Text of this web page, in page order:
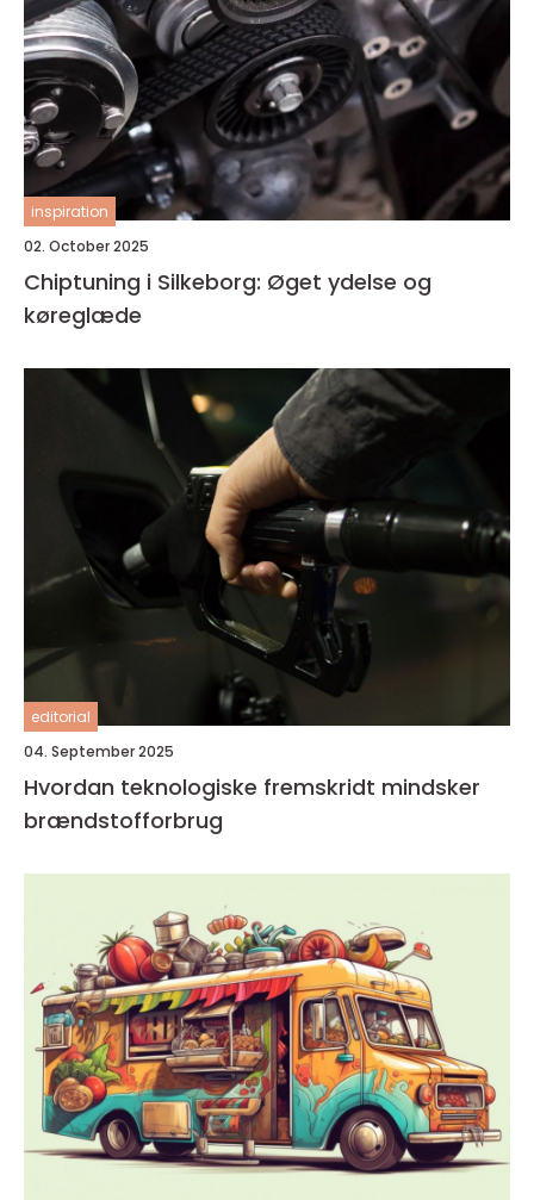
inspiration
02. October 2025
Chiptuning i Silkeborg: Øget ydelse og
køreglæde
editorial
04. September 2025
Hvordan teknologiske fremskridt mindsker
brændstofforbrug